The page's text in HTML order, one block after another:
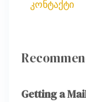
კონტაქტი
Getting a